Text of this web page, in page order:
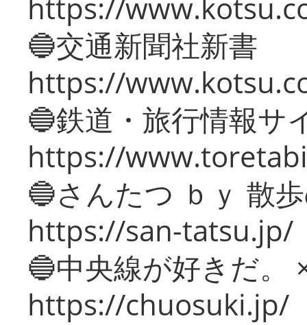
https://
🔵交通新聞社新書
https://
🔵鉄道・旅行情報サ
https://
🔵さんたつ ｂｙ 散
https://san-tatsu.jp/
🔵中央線が好きだ。
https://chuosuki.jp/